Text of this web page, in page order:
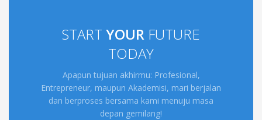
START YOUR FUTURE
TODAY
Apapun tujuan akhirmu: Profesional,
Entrepreneur, maupun Akademisi, mari berjalan
dan berproses bersama kami menuju masa
depan gemilang!